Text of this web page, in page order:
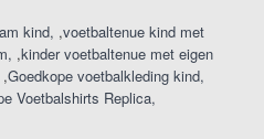
kind ,voetbaltenue kind met
,kinder voetbaltenue met eigen
,Goedkope voetbalkleding kind
Voetbalshirts Replica